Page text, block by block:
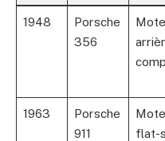
1948
Porsche
356
1963
Porsche
911
flat-